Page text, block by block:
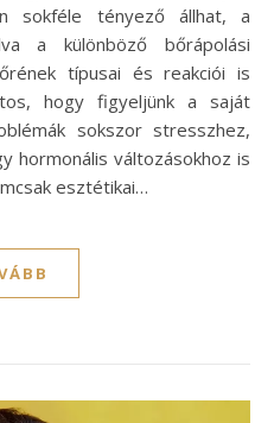
sokféle tényező állhat, a
a különböző bőrápolási
típusai és reakciói is
hogy figyeljünk a saját
sokszor stresszhez,
hormonális változásokhoz is
esztétikai…